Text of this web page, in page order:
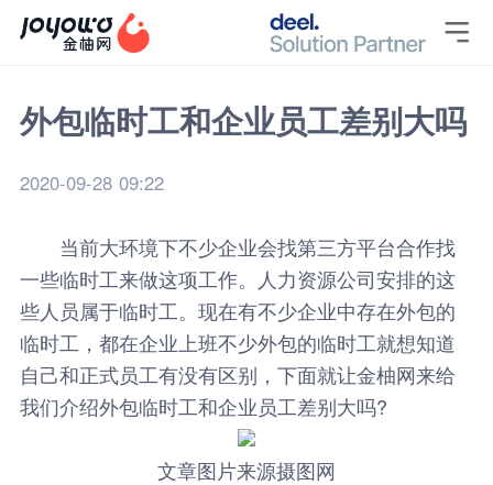

外包临时工和企业员工差别大吗
2020-09-28 09:22
当前大环境下不少企业会找第三方平台合作找
一些临时工来做这项工作。人力资源公司安排的这
些人员属于临时工。现在有不少企业中存在外包的
临时工，都在企业上班不少外包的临时工就想知道
自己和正式员工有没有区别，下面就让金柚网来给
我们介绍外包临时工和企业员工差别大吗?
文章图片来源摄图网